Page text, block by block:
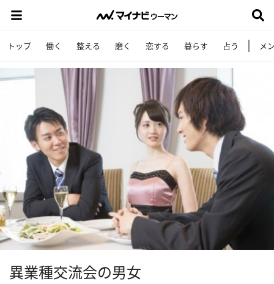
トップ 働く 整える 磨く 恋する 暮らす 占う メ
異業種交流会の男女